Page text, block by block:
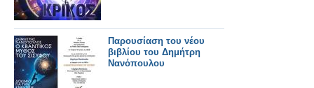
Παρουσίαση του νέου
βιβλίου του Δημήτρη
Νανόπουλου